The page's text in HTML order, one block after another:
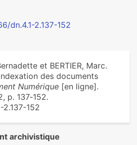
dn.4.1-2.137-152
et BERTIER, Marc.
des documents
Numérique [en ligne].
p. 137‑152.
2.137-152
archivistique